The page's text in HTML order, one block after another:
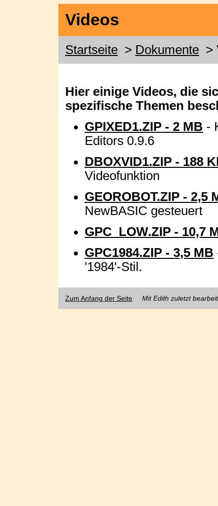
Videos
Startseite > Dokumente >
Hier einige Videos, die
spezifische Themen
GPIXED1.ZIP - 2 MB -
Editors 0.9.6
DBOXVID1.ZIP - 188
Videofunktion
GEOROBOT.ZIP - 2,5
NewBASIC gesteuert
GPC_LOW.ZIP - 10,7
GPC1984.ZIP - 3,5 MB
'1984'-Stil.
Zum Anfang der Seite Mit Edith zuletzt